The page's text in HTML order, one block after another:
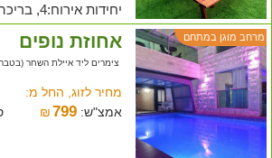
יחידות אירוח:4, בריכה, פינת ברביקיו
מרחב מוגן במתחם אחוזת נופים
צימרים ליד איילת השחר (בטבריה
מחיר לזוג, החל מ:
אמצ"ש:
₪799